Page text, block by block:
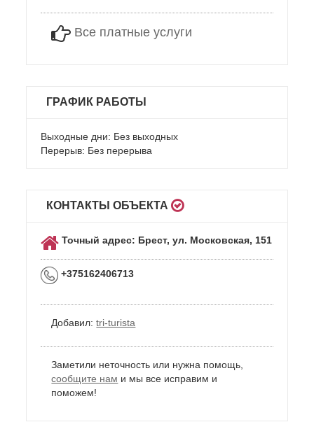
Все платные услуги
ГРАФИК РАБОТЫ
Выходные дни: Без выходных
Перерыв: Без перерыва
КОНТАКТЫ ОБЪЕКТА
Точный адрес: Брест, ул. Московская, 151
+375162406713
Добавил: tri-turista
Заметили неточность или нужна помощь,
сообщите нам и мы все исправим и
поможем!